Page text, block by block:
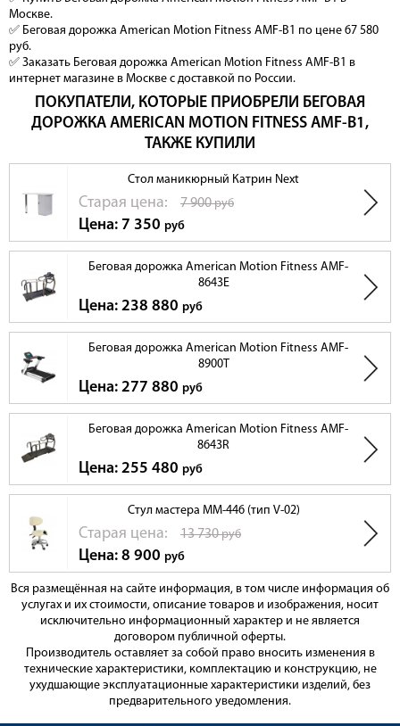
Москве.
✅ Беговая дорожка American Motion Fitness AMF-B1 по цене 67 580
руб.
✅ Заказать Беговая дорожка American Motion Fitness AMF-B1 в
интернет магазине в Москве с доставкой по России.
ПОКУПАТЕЛИ, КОТОРЫЕ ПРИОБРЕЛИ БЕГОВАЯ
ДОРОЖКА AMERICAN MOTION FITNESS AMF-B1,
ТАКЖЕ КУПИЛИ
Стол маникюрный Катрин Next
Cтарая цена: 7 900руб
Цена: 7 350 руб
Беговая дорожка American Motion Fitness AMF-
8643E
Цена: 238 880 руб
Беговая дорожка American Motion Fitness AMF-
8900T
Цена: 277 880 руб
Беговая дорожка American Motion Fitness AMF-
8643R
Цена: 255 480 руб
Стул мастера ММ-446 (тип V-02)
Cтарая цена: 13 730руб
Цена: 8 900 руб
Вся размещённая на сайте информация, в том числе информация об
услугах и их стоимости, описание товаров и изображения, носит
исключительно информационный характер и не является
договором публичной оферты.
Производитель оставляет за собой право вносить изменения в
технические характеристики, комплектацию и конструкцию, не
ухудшающие эксплуатационные характеристики изделий, без
предварительного уведомления.